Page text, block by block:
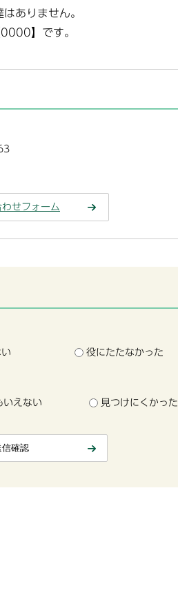
ありません。
】です。
わせフォーム
役にたたなかった
いえない 見つけにくかった